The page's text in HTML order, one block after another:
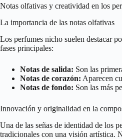
Notas olfativas y creatividad en los
La importancia de las notas olfativas
Los perfumes nicho suelen destacar
fases principales:
Notas de salida: Son las
Notas de corazón: Aparecen
Notas de fondo: Son las más
Innovación y originalidad en la
Una de las señas de identidad de los
tradicionales con una visión artística.